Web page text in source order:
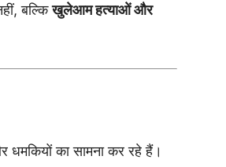
बल्किखुलेआम हत्याओं और
धमकियों का सामना कर रहे हैं।